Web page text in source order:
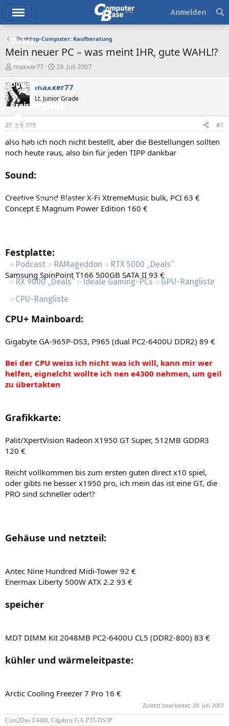
Ticker
Downloads
Preisvergleich
Forum
Aktuelles
Neueste Aktivitäten
Podcast RAMageddon
RTX 5000 „Deals“
RX 9000 „Deals“
Ideale Gaming-PCs
GPU-Rangliste
CPU-Rangliste
Anmelden
Desktop-Computer: Kaufberatung
Mein neuer PC – was meint IHR, gute WAHL!?
E
s
t
e
e
r
maxxer77
E
s
e
t
a
29. Juli 2007
maxxer77
Lt. Junior Grade
29. Juli 2007 #1
also hab ich noch nicht bestellt, aber die Bestellungen sollten
noch heute raus, also bin für jeden TIPP dankbar
Sound:
Creative Sound Blaster X-Fi XtremeMusic bulk, PCI 63 €
Concept E Magnum Power Edition 160 €
Festplatte:
Samsung SpinPoint T166 500GB SATA II 93 €
CPU+ Mainboard:
Gigabyte GA-965P-DS3, P965 (dual PC2-6400U DDR2) 89 €
Bei der CPU weiss ich nicht was ich will, kann mir wer
helfen, eignelcht wollte ich nen e4300 nehmen, um geil
zu übertakten
Grafikkarte:
Palit/XpertVision Radeon X1950 GT Super, 512MB GDDR3
120 €
Reicht vollkommen bis zum ersten guten direct x10 spiel,
oder gibts ne besser x1950 pro, ich mein das ist eine GT, die
PRO sind schneller oder!?
Gehäuse und netzteil:
Antec Nine Hundred Midi-Tower 92 €
Enermax Liberty 500W ATX 2.2 93 €
speicher
MDT DIMM Kit 2048MB PC2-6400U CL5 (DDR2-800) 83 €
kühler und wärmeleitpaste:
Arctic Cooling Freezer 7 Pro 16 €
Zuletzt bearbeitet: 29. Juli 2007
Core2Duo E4400, Gigabyte GA-P35-DS3P